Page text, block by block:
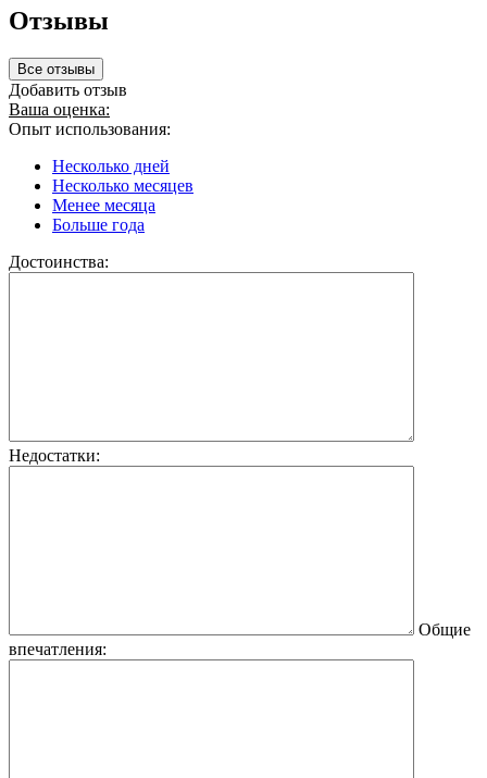
Отзывы
Все отзывы
Добавить отзыв
Ваша оценка:
Опыт использования:
Несколько дней
Несколько месяцев
Менее месяца
Больше года
Достоинства:
Недостатки:
Общие
впечатления: